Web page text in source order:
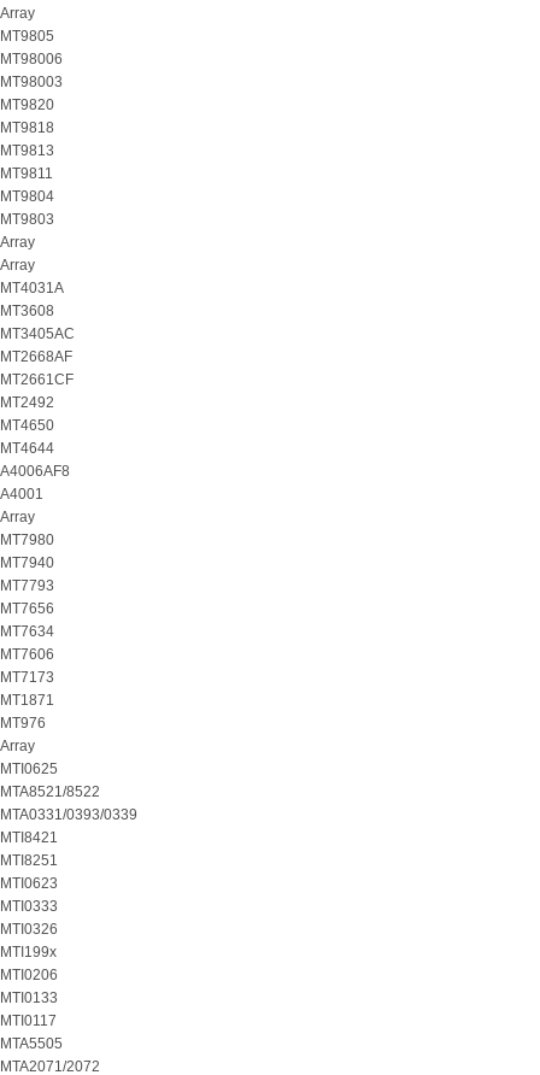
Array
MT9805
MT98006
MT98003
MT9820
MT9818
MT9813
MT9811
MT9804
MT9803
Array
Array
MT4031A
MT3608
MT3405AC
MT2668AF
MT2661CF
MT2492
MT4650
MT4644
A4006AF8
A4001
Array
MT7980
MT7940
MT7793
MT7656
MT7634
MT7606
MT7173
MT1871
MT976
Array
MTI0625
MTA8521/8522
MTA0331/0393/0339
MTI8421
MTI8251
MTI0623
MTI0333
MTI0326
MTI199x
MTI0206
MTI0133
MTI0117
MTA5505
MTA2071/2072